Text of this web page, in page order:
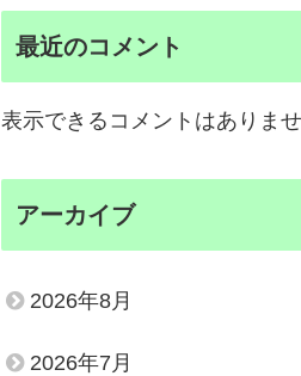
最近のコメント
表示できるコメントはありませ
アーカイブ
2026年8月
2026年7月